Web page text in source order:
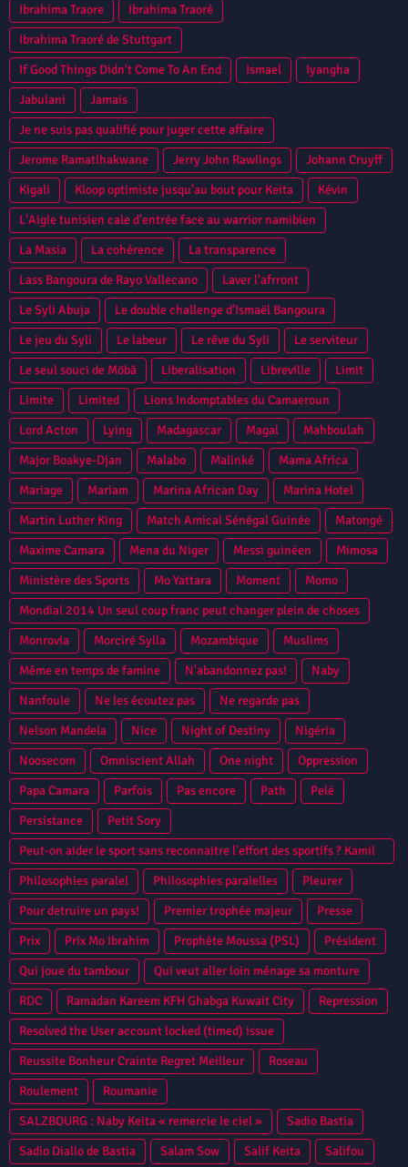
Ibrahima Traore
Ibrahima Traoré
Ibrahima Traoré de Stuttgart
If Good Things Didn't Come To An End
Ismael
Iyangha
Jabulani
Jamais
Je ne suis pas qualifié pour juger cette affaire
Jerome Ramatlhakwane
Jerry John Rawlings
Johann Cruyff
Kigali
Kloop optimiste jusqu’au bout pour Keita
Kévin
L'Aigle tunisien cale d'entrée face au warrior namibien
La Masia
La cohérence
La transparence
Lass Bangoura de Rayo Vallecano
Laver l'afrront
Le Syli Abuja
Le double challenge d’Ismaël Bangoura
Le jeu du Syli
Le labeur Le rêve du Syli
Le serviteur
Le seul souci de Möbã
Liberalisation Libreville
Limit
Limite
Limited
Lions Indomptables du Camaeroun
Lord Acton
Lying Madagascar Magal
Mahboulah
Major Boakye-Djan
Malabo Malinké
Mama Africa
Mariage
Mariam Marina African Day
Marina Hotel
Martin Luther King
Match Amical Sénégal Guinée
Matongé
Maxime Camara
Mena du Niger Messi guinéen
Mimosa
Ministère des Sports
Mo Yattara Moment
Momo
Mondial 2014 Un seul coup franc peut changer plein de choses
Monrovia
Morciré Sylla Mozambique
Muslims
Même en temps de famine
N'abandonnez pas!
Naby
Nanfoule
Ne les écoutez pas
Ne regarde pas
Nelson Mandela
Nice Night of Destiny
Nigéria
Noosecom
Omniscient Allah One night
Oppression
Papa Camara
Parfois Pas encore Path
Pelé
Persistance
Petit Sory
Peut-on aider le sport sans reconnaitre l'effort des sportifs ? Kamil
Zayatte Bantama Sow Guinee Conakry Syli National CAN 2013
Niamey
Philosophies paralel Philosophies paralelles
Pleurer
Pour detruire un pays!
Premier trophée majeur
Presse
Prix
Prix Mo Ibrahim Prophète Moussa (PSL)
Président
Qui joue du tambour
Qui veut aller loin ménage sa monture
RDC
Ramadan Kareem KFH Ghabga Kuwait City
Repression
Resolved the User account locked (timed) issue
Reussite Bonheur Crainte Regret Meilleur
Roseau
Roulement
Roumanie
SALZBOURG : Naby Keita « remercie le ciel »
Sadio Bastia
Sadio Diallo de Bastia
Salam Sow Salif Keita Salifou